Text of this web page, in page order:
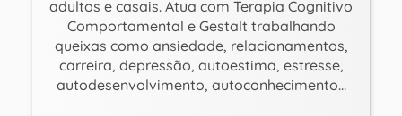
adultos e casais. Atua com Terapia Cognitivo
Comportamental e Gestalt trabalhando
queixas como ansiedade, relacionamentos,
carreira, depressão, autoestima, estresse,
autodesenvolvimento, autoconhecimento...